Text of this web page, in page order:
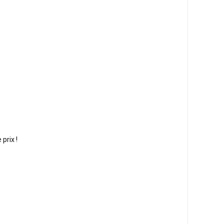
prix !